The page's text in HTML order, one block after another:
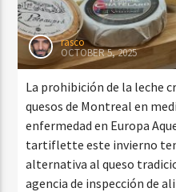
rasco
OCTOBER 5, 2025
La prohibición de la leche
quesos de Montreal en
enfermedad en Europa
tartiflette este invierno
alternativa al queso
agencia de inspección de